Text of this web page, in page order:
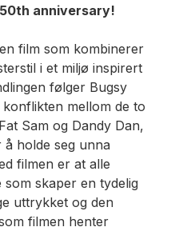
anniversary!
film som kombinerer
i et miljø inspirert
følger Bugsy
mellom de to
Sam og Dandy Dan,
holde seg unna
filmen er at alle
skaper en tydelig
uttrykket og den
filmen henter